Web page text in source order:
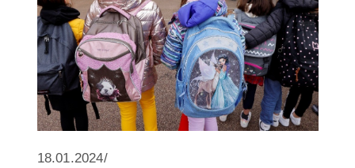
18.01.2024/